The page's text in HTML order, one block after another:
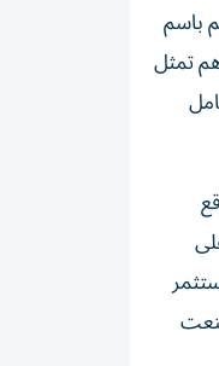
شهير، بتسجيل فيلا بـ 14.7 مليون درهم باسم
قضت بإلزامهما بالتضامن سداد 6.37 مليون درهم تمثل
يوقع
على